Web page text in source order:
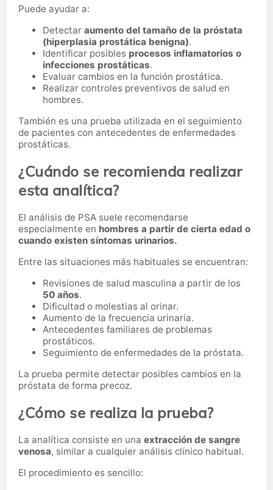
Puede ayudar a:
Detectar aumento del tamaño de la próstata
(hiperplasia prostática benigna).
Identificar posibles procesos inflamatorios o
infecciones prostáticas.
Evaluar cambios en la función prostática.
Realizar controles preventivos de salud en
hombres.
También es una prueba utilizada en el seguimiento
de pacientes con antecedentes de enfermedades
prostáticas.
¿Cuándo se recomienda realizar
esta analítica?
El análisis de PSA suele recomendarse
especialmente en hombres a partir de cierta edad o
cuando existen síntomas urinarios.
Entre las situaciones más habituales se encuentran:
Revisiones de salud masculina a partir de los
50 años.
Dificultad o molestias al orinar.
Aumento de la frecuencia urinaria.
Antecedentes familiares de problemas
prostáticos.
Seguimiento de enfermedades de la próstata.
La prueba permite detectar posibles cambios en la
próstata de forma precoz.
¿Cómo se realiza la prueba?
La analítica consiste en una extracción de sangre
venosa, similar a cualquier análisis clínico habitual.
El procedimiento es sencillo: